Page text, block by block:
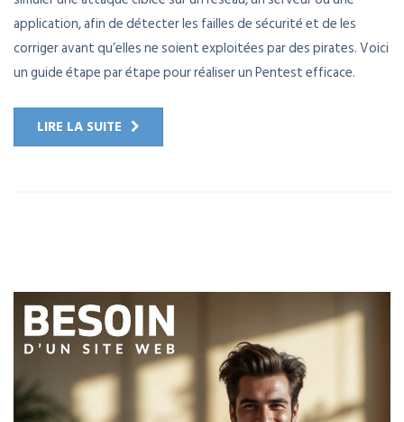
application, afin de détecter les failles de sécurité et de les
corriger avant qu’elles ne soient exploitées par des pirates. Voici
un guide étape par étape pour réaliser un Pentest efficace.
LIRE LA SUITE